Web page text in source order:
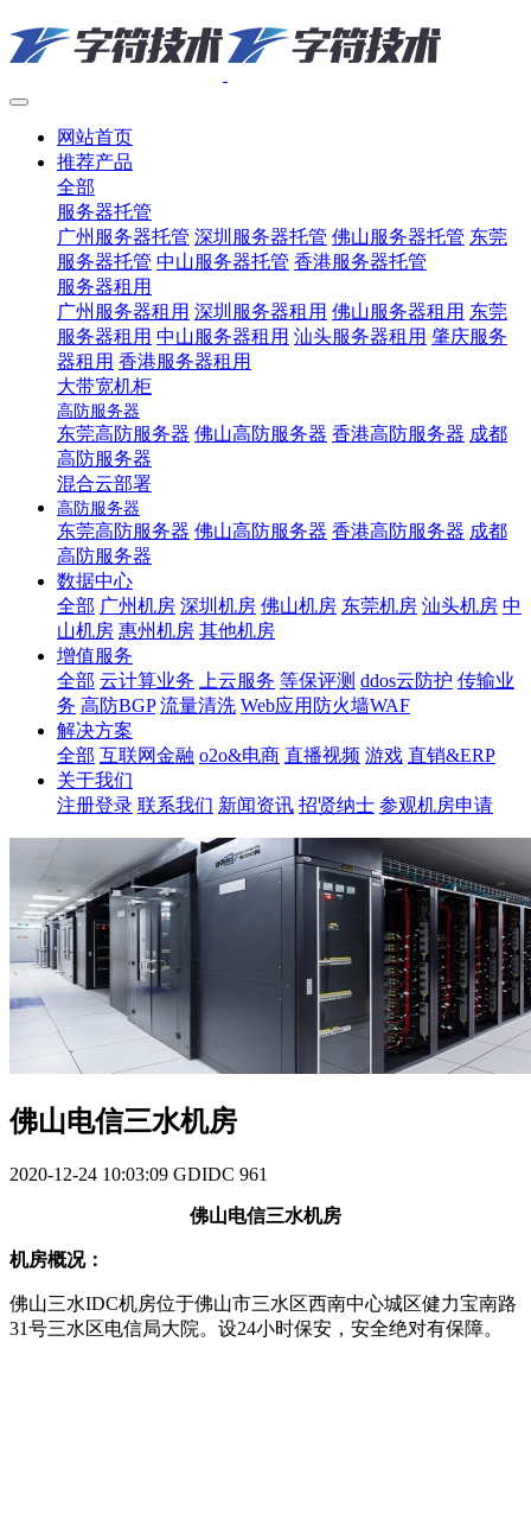
网站首页
推荐产品
全部
服务器托管
广州服务器托管 深圳服务器托管 佛山服务器托管 东莞
服务器托管 中山服务器托管 香港服务器托管
服务器租用
广州服务器租用 深圳服务器租用 佛山服务器租用 东莞
服务器租用 中山服务器租用 汕头服务器租用 肇庆服务
器租用 香港服务器租用
大带宽机柜
高防服务器
东莞高防服务器 佛山高防服务器 香港高防服务器 成都
高防服务器
混合云部署
高防服务器
东莞高防服务器 佛山高防服务器 香港高防服务器 成都
高防服务器
数据中心
全部 广州机房 深圳机房 佛山机房 东莞机房 汕头机房 中
山机房 惠州机房 其他机房
增值服务
全部 云计算业务 上云服务 等保评测 ddos云防护 传输业
务 高防BGP 流量清洗 Web应用防火墙WAF
解决方案
全部 互联网金融 o2o&电商 直播视频 游戏 直销&ERP
关于我们
注册登录 联系我们 新闻资讯 招贤纳士 参观机房申请
佛山电信三水机房
2020-12-24 10:03:09 GDIDC 961
佛山电信三水机房
机房概况：
佛山三水IDC机房位于佛山市三水区西南中心城区健力宝南路
31号三水区电信局大院。设24小时保安，安全绝对有保障。